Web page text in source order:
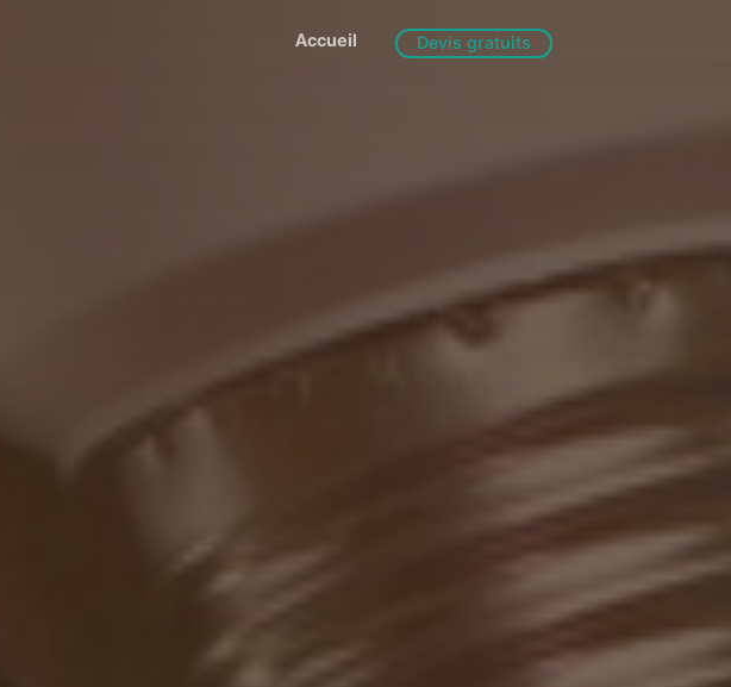
Accueil Devis gratuits